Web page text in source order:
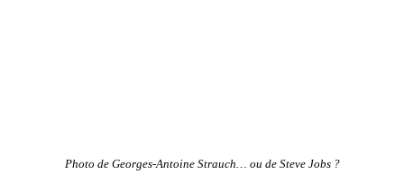
Photo de Georges-Antoine Strauch… ou de Steve Jobs ?